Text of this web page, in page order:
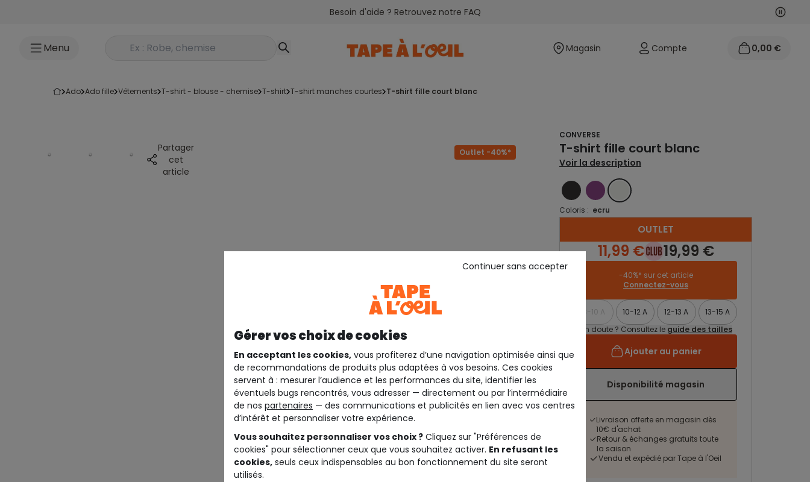
Besoin d'aide ? Retrouvez notre FAQ
Menu Rechercher un produit Magasin Compte 0,00 €
ado ado fille vêtements t-shirt - blouse - chemise t-shirt t-shirt manches courtes t-shirt fille court blanc
Partager
cet
article
Outlet -40%*
CONVERSE
T-shirt fille court blanc
Voir la description
NOIR VIOLETECRU
Coloris : ecru
OUTLET
11,99 € 19,99 €
-40%* sur cet article
Connectez-vous
8-10 A 10-12 A 12-13 A
13-15 A
Un doute ? Consultez le guide des tailles
Ajouter au panier
Disponibilité magasin
Livraison offerte en magasin dès
10€ d'achat
Retour & échanges gratuits toute
la saison
Vendu et expédié par Tape à l'Oeil
Gérer vos choix de cookies
En acceptant les cookies, vous profiterez d’une navigation optimisée ainsi que
de recommandations de produits plus adaptées à vos besoins. Ces cookies
servent à : mesurer l’audience et les performances du site, identifier les
éventuels bugs rencontrés, vous adresser — directement ou par l’intermédiaire
de nos partenaires — des communications et publicités en lien avec vos centres
d’intérêt et personnaliser votre expérience.
Vous souhaitez personnaliser vos choix ? Cliquez sur "Préférences de
cookies" pour sélectionner ceux que vous souhaitez activer. En refusant les
cookies, seuls ceux indispensables au bon fonctionnement du site seront
utilisés.
Continuer sans accepter